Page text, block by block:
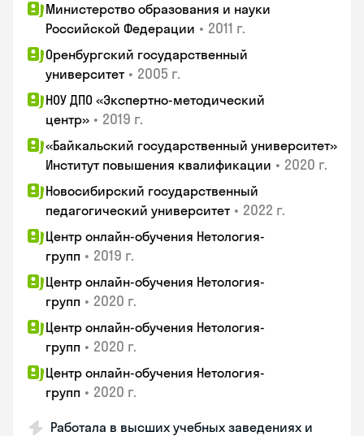
Министерство образования и науки
Российской Федерации • 2011 г.
Оренбургский государственный
университет • 2005 г.
НОУ ДПО «Экспертно-методический
центр» • 2019 г.
«Байкальский государственный университет»
Институт повышения квалификации • 2020 г.
Новосибирский государственный
педагогический университет • 2022 г.
Центр онлайн-обучения Нетология-
групп • 2019 г.
Центр онлайн-обучения Нетология-
групп • 2020 г.
Центр онлайн-обучения Нетология-
групп • 2020 г.
Центр онлайн-обучения Нетология-
групп • 2020 г.
Работала в высших учебных заведениях и